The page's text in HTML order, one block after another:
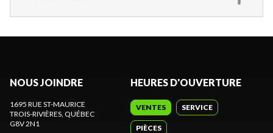
NOUS JOINDRE
1695 RUE ST-MAURICE
TROIS-RIVIÈRES, QUÉBEC
G8V 2N1
HEURES D'OUVERTURE
VENTES SERVICE
PIÈCES